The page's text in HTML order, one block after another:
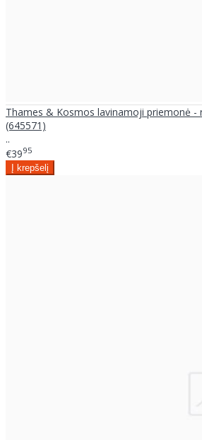
Thames & Kosmos lavinamoji priemonė -
(645571)
..
€3995